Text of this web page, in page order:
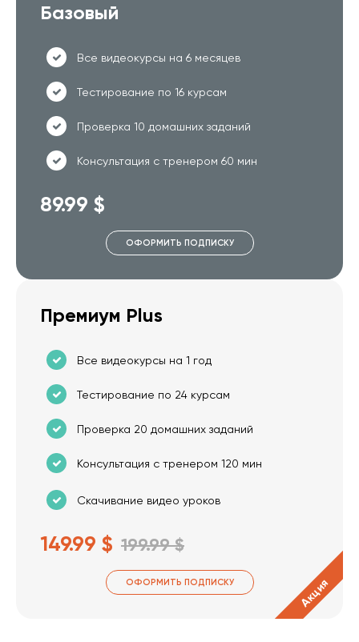
Базовый
Все видеокурсы на 6 месяцев
Тестирование по 16 курсам
Проверка 10 домашних заданий
Консультация с тренером 60 мин
89.99 $
ОФОРМИТЬ ПОДПИСКУ
Премиум Plus
Все видеокурсы на 1 год
Тестирование по 24 курсам
Проверка 20 домашних заданий
Консультация с тренером 120 мин
Скачивание видео уроков
149.99 $ 199.99 $
ОФОРМИТЬ ПОДПИСКУ Акция